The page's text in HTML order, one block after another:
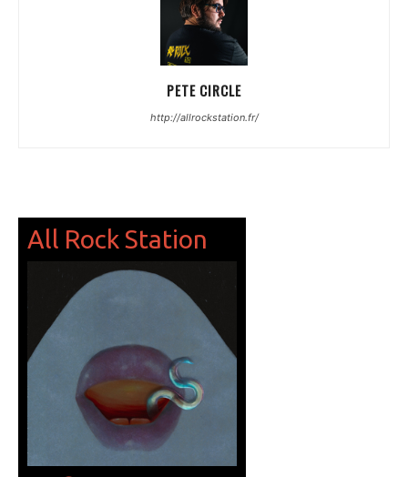
PETE CIRCLE
http://allrockstation.fr/